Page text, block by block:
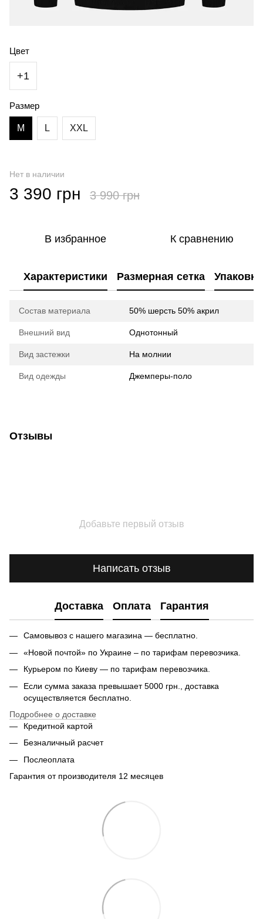
Цвет
+1
Размер
M L XXL
Нет в наличии
3 390 грн 3 990 грн
В избранное К сравнению
Характеристики Размерная сетка Упаковка
Состав материала 50% шерсть 50% акрил
Внешний вид Однотонный
Вид застежки На молнии
Вид одежды Джемперы-поло
Отзывы
Добавьте первый отзыв
Написать отзыв
Доставка Оплата Гарантия
Самовывоз с нашего магазина — бесплатно.
«Новой почтой» по Украине – по тарифам перевозчика.
Курьером по Киеву — по тарифам перевозчика.
Если сумма заказа превышает 5000 грн., доставка
осуществляется бесплатно.
Подробнее о доставке
Кредитной картой
Безналичный расчет
Послеоплата
Гарантия от производителя 12 месяцев